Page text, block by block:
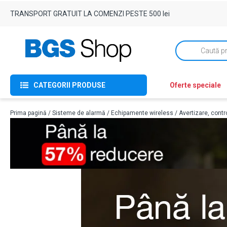
TRANSPORT GRATUIT LA COMENZI PESTE 500 lei
Products
search
CATEGORII PRODUSE Oferte speciale
Prima pagină / Sisteme de alarmă / Echipamente wireless / Avertizare,